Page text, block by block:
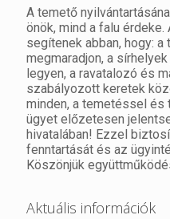
A temető
önök, mind a falu
segítenek abban, hogy:
megmaradjon, a
legyen, a ravatalozó és
szabályozott keretek
minden, a temetéssel
ügyet előzetesen
hivatalában! Ezzel
fenntartását és az
Köszönjük
Aktuális információk